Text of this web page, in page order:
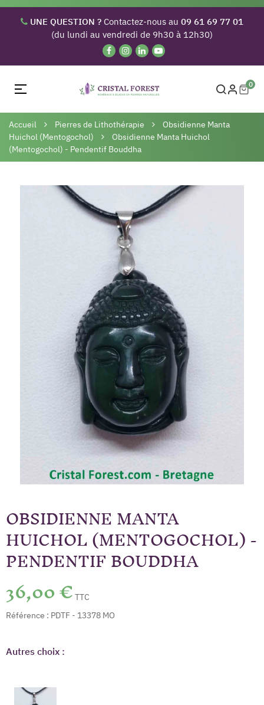
UNE QUESTION ? Contactez-nous au 09 61 69 77 01
(du lundi au vendredi de 9h30 à 12h30)
Basculer
navigation
☰ 0
Accueil Pierres de Lithothérapie
Obsidienne Manta
Huichol (Mentogochol)
Obsidienne Manta Huichol
(Mentogochol) - Pendentif Bouddha
OBSIDIENNE MANTA
HUICHOL (MENTOGOCHOL) -
PENDENTIF BOUDDHA
36,00 € TTC
Référence : PDTF - 13378 MO
Autres choix :